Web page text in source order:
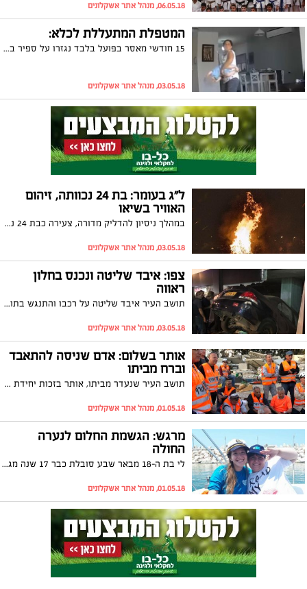
06.05.18, מנהל אתר אשקלונים
המטפלת המתעללת לכלא:
15 חודשי מאסר בפועל בלבד נגזרו על ספיר בוקשטיין, שהורשעה כי התעללה בתינוק בו טיפלה באשקלון. בת משפחתו של התינוק: "עונש מזערי לעומת הנזק שעשתה לאהוב שלנו. את גזר הדין האמיתי תקבל בשמיים"
03.05.18, מנהל אתר אשקלונים
ל"ג בעומר: בת 24 נכוותה, זיהום
האוויר בשיאו
במהלך ניסיון להדליק מדורה, צעירה כבת 24 נכוותה ונפצעה באורח בינוני באשקלון. בתוך כך: זיהום האוויר באשקלון הגיע הבוקר לשיאו
03.05.18, מנהל אתר אשקלונים
צפו: איבד שליטה ונכנס בחלון
ראווה
תושב העיר איבד שליטה על רכבו והתנגש בתוך חלון ראווה של חנות בקניון גירון. למרבה המזל הוא נפצע באורח קל בלבד
03.05.18, מנהל אתר אשקלונים
אותר בשלום: אדם שניסה להתאבד
וברח מביתו
תושב העיר שנעדר מביתו, אותר בזכות יחידת החילוץ העירונית: מתנדבי היחידה הובילו את המבצע לאיתורו של הנעדר שנמלט מביתו בשבוע שעבר ונשקפה סכנה לחייו
01.05.18, מנהל אתר אשקלונים
מרגש: הגשמת החלום לנערה
החולה
לי בת ה-18 מבאר שבע סובלת כבר 17 שנה מגידול ועוברת טיפולים קשים. לרגל יום הולדתה ה-18, מנהל המרינה, ערן פורטוגלי, יחד עם מנהל בית הספר לשיט באשקלון, רפי ליבה, הגשימו את חלומה להפליג ביאכטה
01.05.18, מנהל אתר אשקלונים